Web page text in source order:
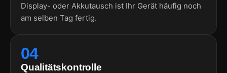
Display- oder Akkutausch ist Ihr Gerät häufig noch
am selben Tag fertig.
04
Qualitätskontrolle